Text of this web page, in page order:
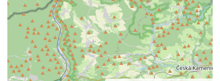
Křížová cesta Římov – XVIII. kaple – Na
Ježíše vložen kříž
Křížová cesta Římov – XVII. kaple – Velký
Pilát
Křížová cesta Římov – XVI. kaple – U
Herodesa